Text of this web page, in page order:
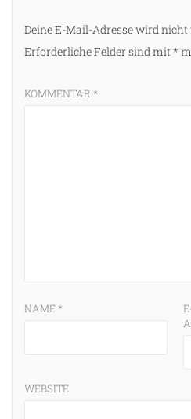
Deine E-Mail-Adresse wird
Erforderliche Felder sind mit *
KOMMENTAR *
NAME*
WEBSITE